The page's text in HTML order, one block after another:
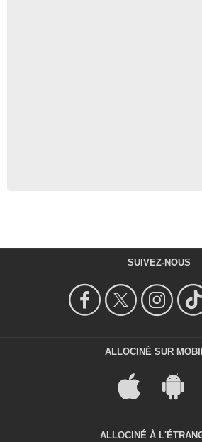
SUIVEZ-NOUS
ALLOCINÉ SUR
ALLOCINÉ À